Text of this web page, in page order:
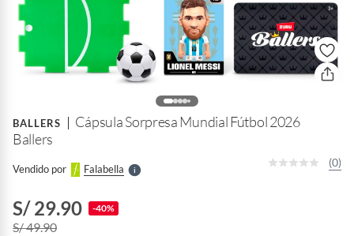
BALLERS
Cápsula Sorpresa Mundial Fútbol 2026
Ballers
Vendido por FalabellaS
e
n
f
o
(0)
S/ 29.90 -40%
S/ 49.90